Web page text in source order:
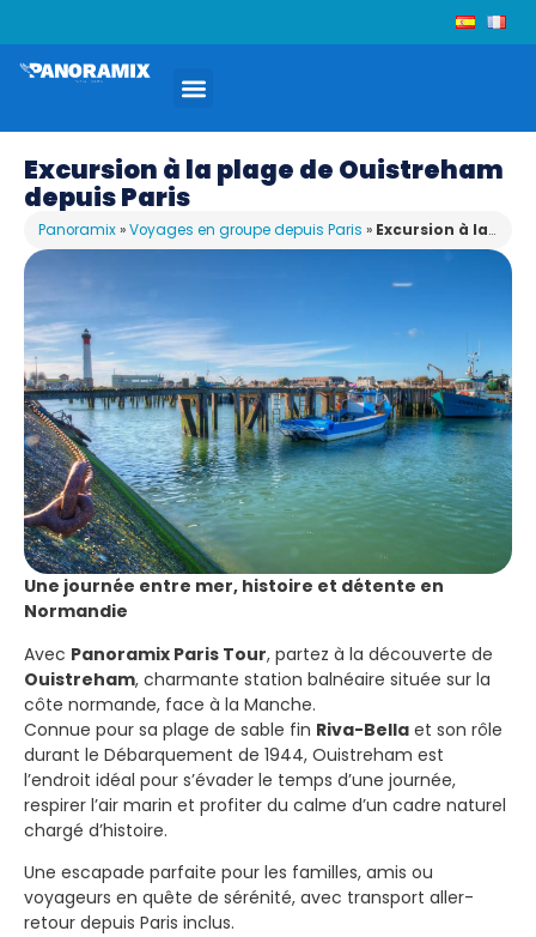
Excursion à la plage de Ouistreham
depuis Paris
Panoramix»Voyages en groupe depuis Paris » Excursion à la plage de Ouistreham depuis Paris
Une journée entre mer, histoire et détente en
Normandie
Avec Panoramix Paris Tour, partez à la découverte de
Ouistreham, charmante station balnéaire située sur la
côte normande, face à la Manche.
Connue pour sa plage de sable fin Riva-Bella et son rôle
durant le Débarquement de 1944, Ouistreham est
l’endroit idéal pour s’évader le temps d’une journée,
respirer l’air marin et profiter du calme d’un cadre naturel
chargé d’histoire.
Une escapade parfaite pour les familles, amis ou
voyageurs en quête de sérénité, avec transport aller-
retour depuis Paris inclus.